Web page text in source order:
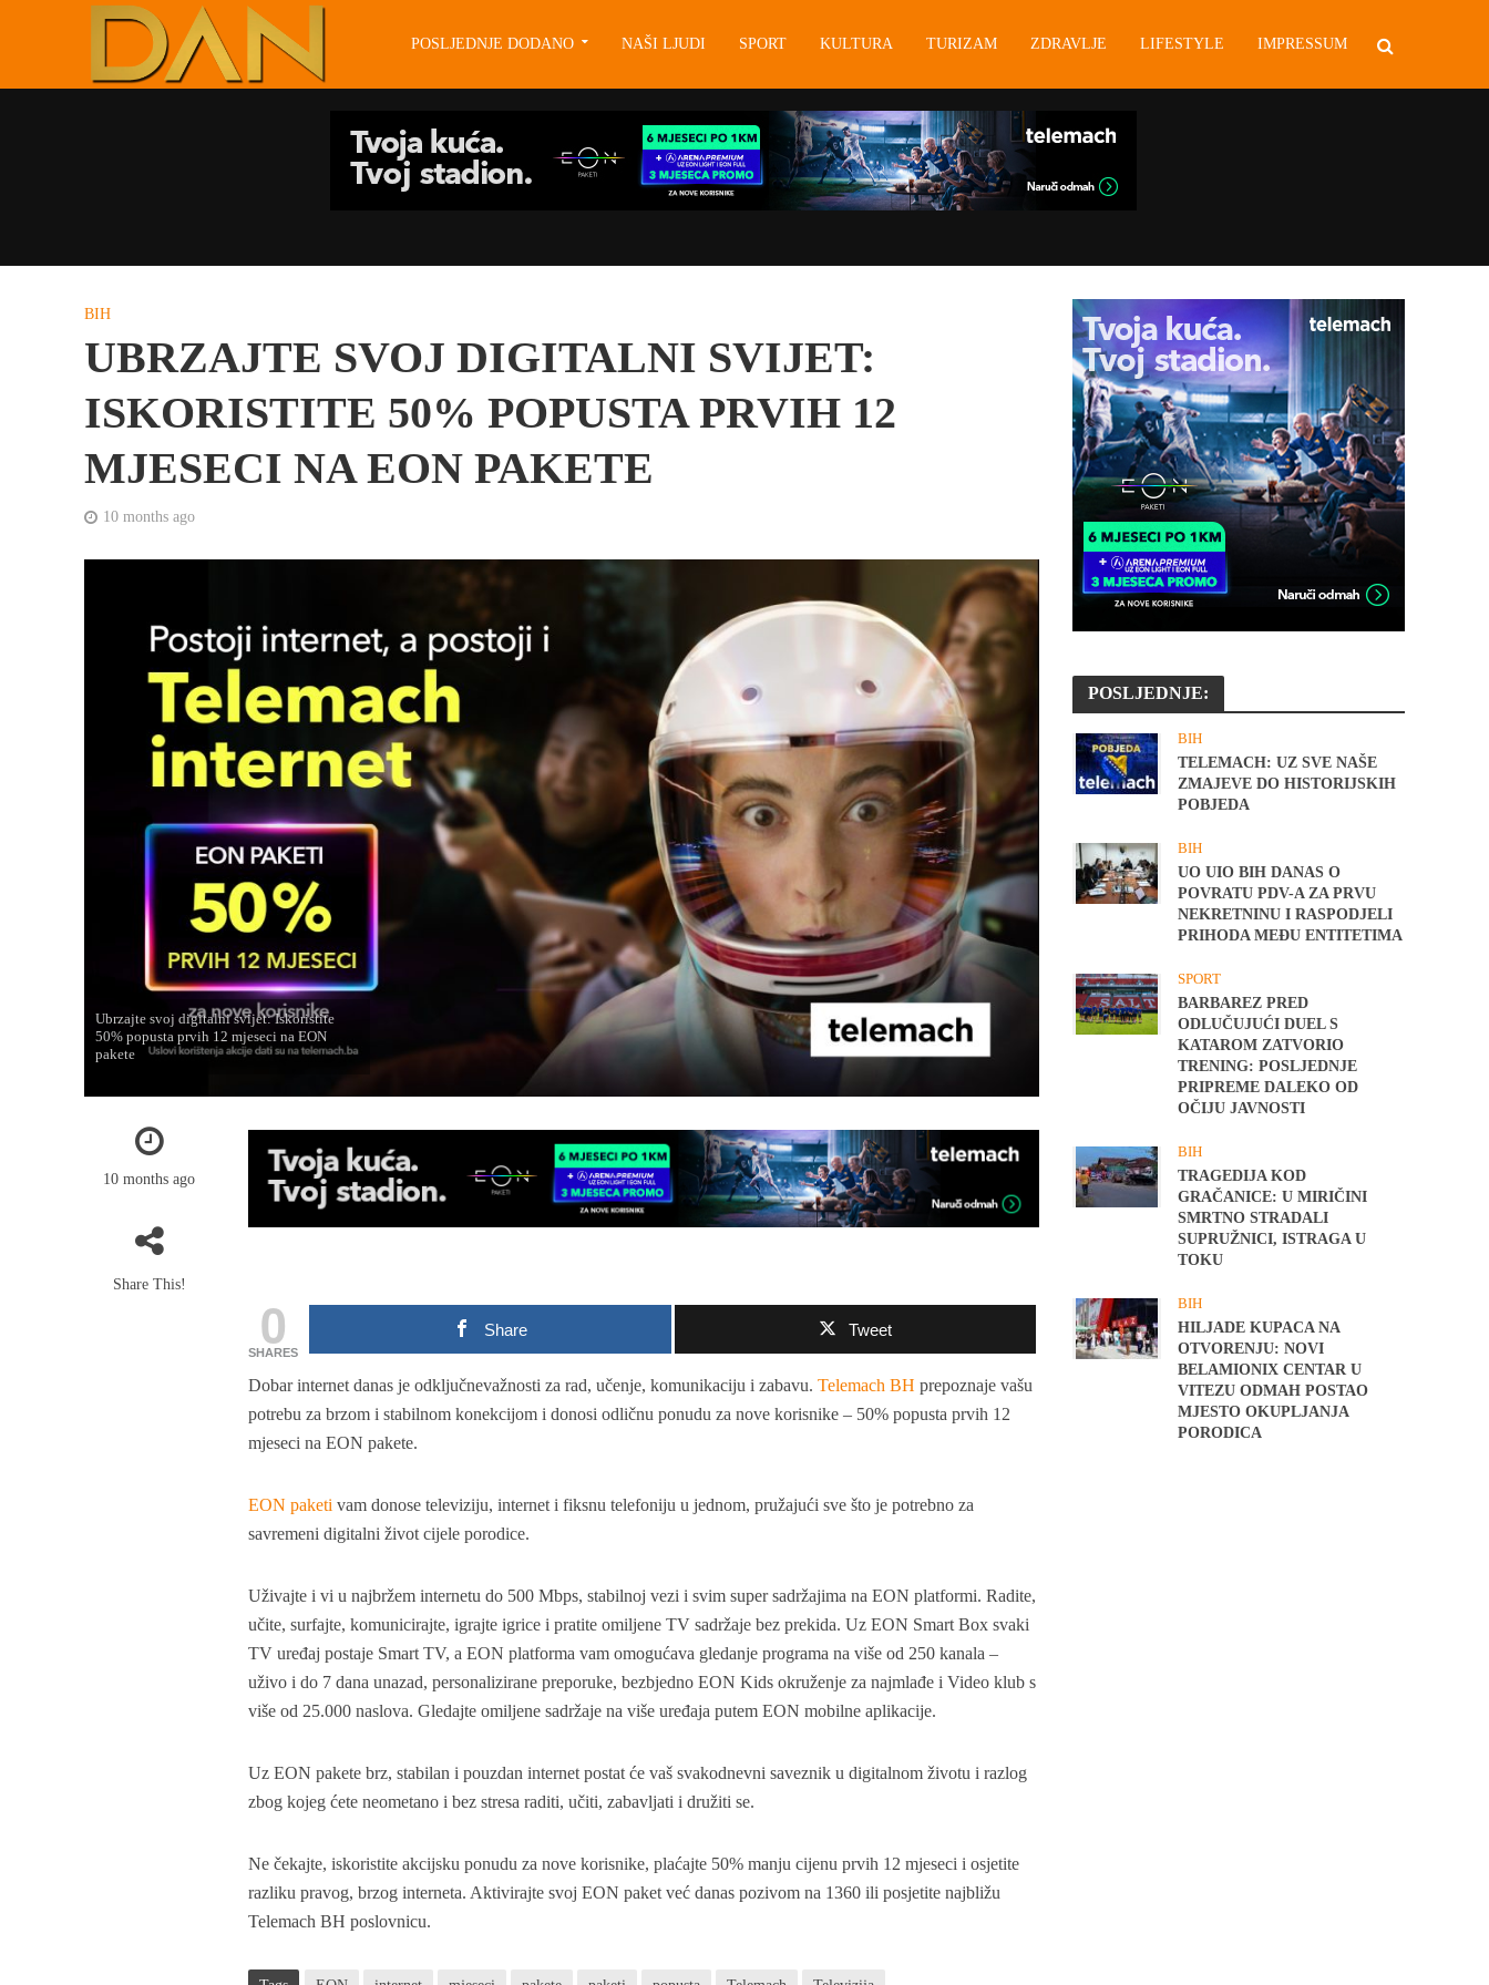
POSLJEDNJE DODANO NAŠI LJUDI SPORT KULTURA TURIZAM ZDRAVLJE LIFESTYLE IMPRESSUM
BIH
UBRZAJTE SVOJ DIGITALNI SVIJET:
ISKORISTITE 50% POPUSTA PRVIH 12
MJESECI NA EON PAKETE
10 months ago
Ubrzajte svoj digitalni svijet: Iskoristite
50% popusta prvih 12 mjeseci na EON
pakete
10 months ago
Share This!
0
SHARES
Share Tweet
Dobar internet danas je odključnevažnosti za rad, učenje, komunikaciju i zabavu.Telemach BH prepoznaje vašu
potrebu za brzom i stabilnom konekcijom i donosi odličnu ponudu za nove korisnike – 50% popusta prvih 12
mjeseci na EON pakete.
EON paketi vam donose televiziju, internet i fiksnu telefoniju u jednom, pružajući sve što je potrebno za
savremeni digitalni život cijele porodice.
Uživajte i vi u najbržem internetu do 500 Mbps, stabilnoj vezi i svim super sadržajima na EON platformi. Radite,
učite, surfajte, komunicirajte, igrajte igrice i pratite omiljene TV sadržaje bez prekida. Uz EON Smart Box svaki
TV uređaj postaje Smart TV, a EON platforma vam omogućava gledanje programa na više od 250 kanala –
uživo i do 7 dana unazad, personalizirane preporuke, bezbjedno EON Kids okruženje za najmlađe i Video klub s
više od 25.000 naslova. Gledajte omiljene sadržaje na više uređaja putem EON mobilne aplikacije.
Uz EON pakete brz, stabilan i pouzdan internet postat će vaš svakodnevni saveznik u digitalnom životu i razlog
zbog kojeg ćete neometano i bez stresa raditi, učiti, zabavljati i družiti se.
Ne čekajte, iskoristite akcijsku ponudu za nove korisnike, plaćajte 50% manju cijenu prvih 12 mjeseci i osjetite
razliku pravog, brzog interneta. Aktivirajte svoj EON paket već danas pozivom na 1360 ili posjetite najbližu
Telemach BH poslovnicu.
POSLJEDNJE:
BIH
TELEMACH: UZ SVE NAŠE
ZMAJEVE DO HISTORIJSKIH
POBJEDA
BIH
UO UIO BIH DANAS O
POVRATU PDV-A ZA PRVU
NEKRETNINU I RASPODJELI
PRIHODA MEĐU ENTITETIMA
SPORT
BARBAREZ PRED
ODLUČUJUĆI DUEL S
KATAROM ZATVORIO
TRENING: POSLJEDNJE
PRIPREME DALEKO OD
OČIJU JAVNOSTI
BIH
TRAGEDIJA KOD
GRAČANICE: U MIRIČINI
SMRTNO STRADALI
SUPRUŽNICI, ISTRAGA U
TOKU
BIH
HILJADE KUPACA NA
OTVORENJU: NOVI
BELAMIONIX CENTAR U
VITEZU ODMAH POSTAO
MJESTO OKUPLJANJA
PORODICA